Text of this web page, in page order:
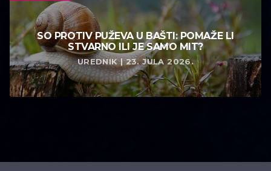
SO PROTIV PUŽEVA U BAŠTI: POMAŽE LI
STVARNO ILI JE SAMO MIT?
UREDNIK | 23. JULA 2026.